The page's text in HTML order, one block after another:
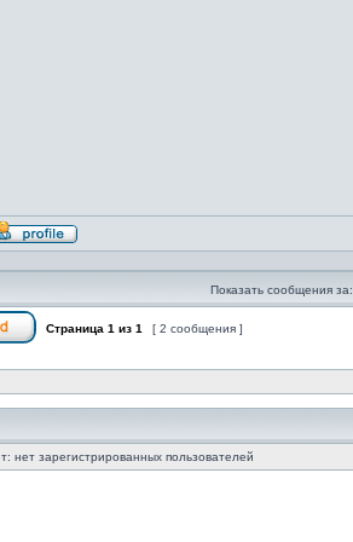
Профиль
Показать сообщения за:
Страница 1 из 1 [ 2 сообщения ]
нет зарегистрированных пользователей